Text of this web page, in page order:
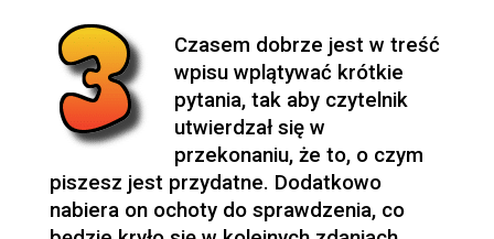
Czasem dobrze jest w treść
wpisu wplątywać krótkie
pytania, tak aby czytelnik
utwierdzał się w
przekonaniu, że to, o czym
piszesz jest przydatne. Dodatkowo
nabiera on ochoty do sprawdzenia, co